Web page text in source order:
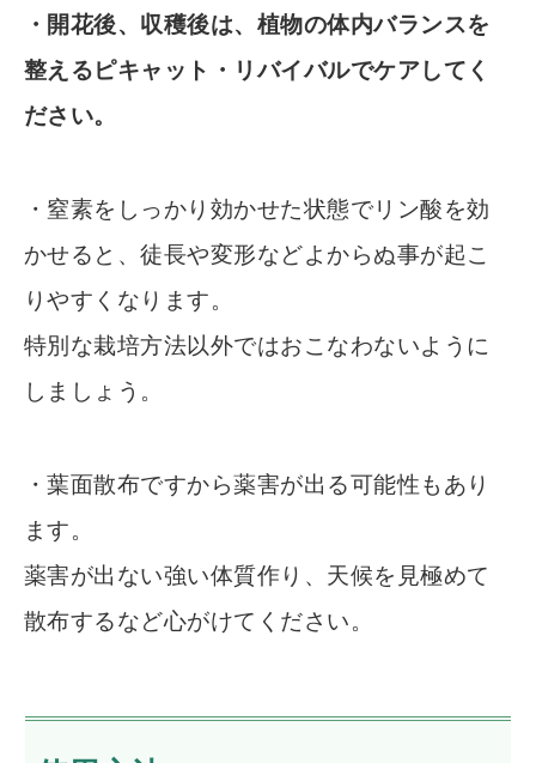
・開花後、収穫後は、植物の体内バランスを
整えるピキャット・リバイバルでケアしてく
ださい。
・窒素をしっかり効かせた状態でリン酸を効
かせると、徒長や変形などよからぬ事が起こ
りやすくなります。
特別な栽培方法以外ではおこなわないように
しましょう。
・葉面散布ですから薬害が出る可能性もあり
ます。
薬害が出ない強い体質作り、天候を見極めて
散布するなど心がけてください。